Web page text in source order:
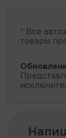
* Все
товары